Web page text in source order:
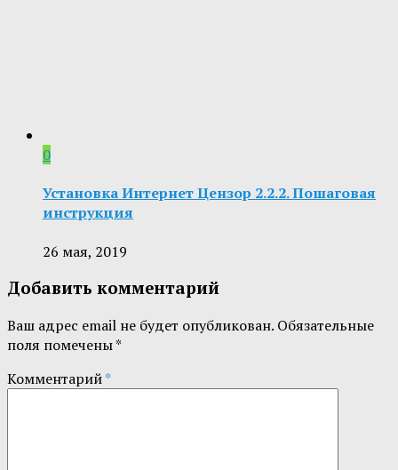
0
Установка Интернет Цензор 2.2.2. Пошаговая
инструкция
26 мая, 2019
Добавить комментарий
Ваш адрес email не будет опубликован. Обязательные
поля помечены*
Комментарий*